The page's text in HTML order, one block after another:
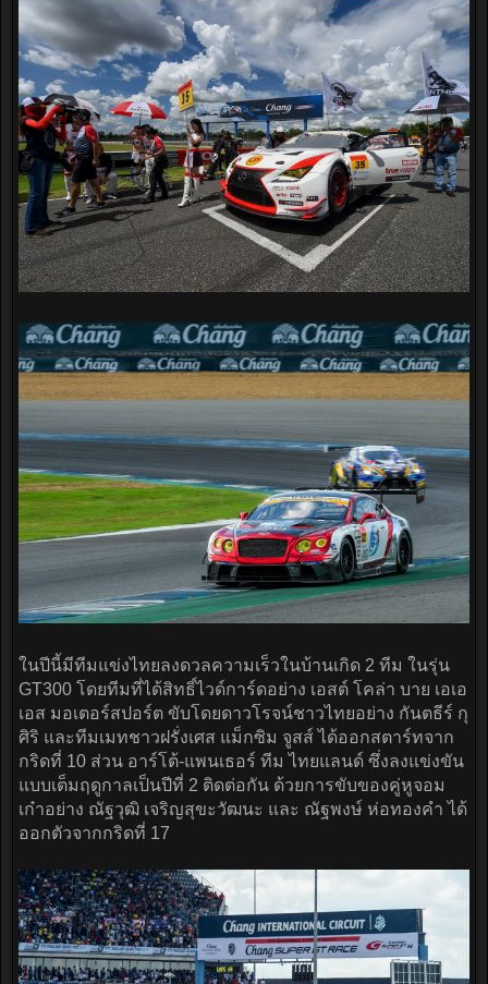
ในปีนี้มีทีมแข่งไทยลงดวลความเร็วในบ้านเกิด 2 ทีม ในรุ่น
GT300 โดยทีมที่ได้สิทธิ์ไวด์การ์ดอย่าง เอสต์ โคล่า บาย เอเอ
เอส มอเตอร์สปอร์ต ขับโดยดาวโรจน์ชาวไทยอย่าง กันตธีร์ กุ
ศิริ และทีมเมทชาวฝรั่งเศส แม็กซิม จูสส์ ได้ออกสตาร์ทจาก
กริดที่ 10 ส่วน อาร์โต้-แพนเธอร์ ทีม ไทยแลนด์ ซึ่งลงแข่งขัน
แบบเต็มฤดูกาลเป็นปีที่ 2 ติดต่อกัน ด้วยการขับของคู่หูจอม
เก๋าอย่าง ณัฐวุฒิ เจริญสุขะวัฒนะ และ ณัฐพงษ์ ห่อทองคำ ได้
ออกตัวจากกริดที่ 17